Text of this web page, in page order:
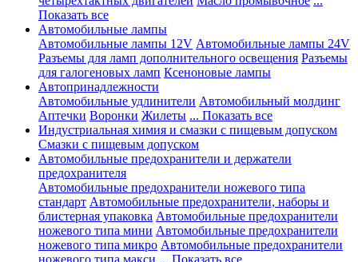
Показать все
Автомобильные лампы
Автомобильные лампы 12V Автомобильные лампы 24V
Разъемы для ламп дополнительного освещения Разъемы
для галогеновых ламп Ксеноновые лампы
Автопринадлежности
Автомобильные удлинители Автомобильный молдинг
Аптечки Воронки Жилеты ... Показать все
Индустриальная химия и смазки с пищевым допуском
Смазки с пищевым допуском
Автомобильные предохранители и держатели
предохранителя
Автомобильные предохранители ножевого типа
стандарт Автомобильные предохранители, наборы и
блистерная упаковка Автомобильные предохранители
ножевого типа мини Автомобильные предохранители
ножевого типа микро Автомобильные предохранители
ножевого типа макси ... Показать все